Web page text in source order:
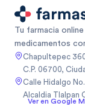
Tu farmacia
medicamentos
Chapultepec
C.P. 06700,
Calle Hidalgo
Alcaldia Tlalpan
Ver en Google